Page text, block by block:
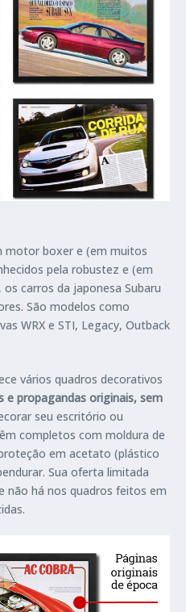
motor boxer e (em muitos
pela robustez e (em
carros da japonesa Subaru
São modelos como
WRX e STI, Legacy, Outback
vários quadros decorativos
e propagandas originais, sem
seu escritório ou
completos com moldura de
em acetato (plástico
Sua oferta limitada
não há nos quadros feitos em